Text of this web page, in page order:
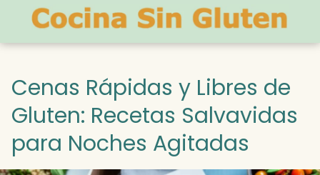
Cenas Rápidas y Libres de
Gluten: Recetas Salvavidas
para Noches Agitadas